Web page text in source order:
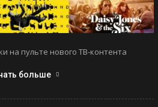
на пульте нового ТВ-контента
больше